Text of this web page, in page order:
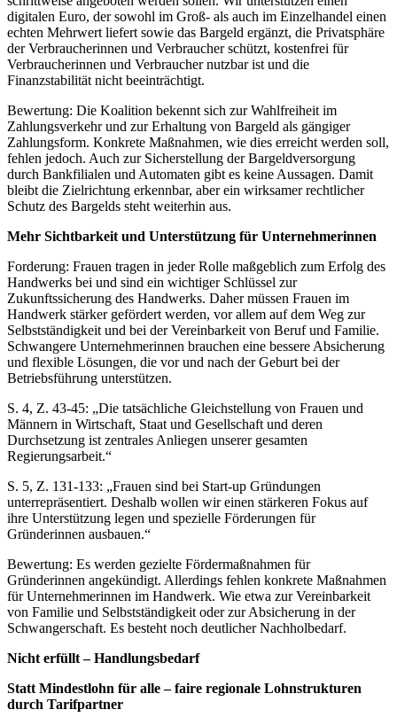
digitalen Euro, der sowohl im Groß- als auch im Einzelhandel einen
echten Mehrwert liefert sowie das Bargeld ergänzt, die Privatsphäre
der Verbraucherinnen und Verbraucher schützt, kostenfrei für
Verbraucherinnen und Verbraucher nutzbar ist und die
Finanzstabilität nicht beeinträchtigt.
Bewertung: Die Koalition bekennt sich zur Wahlfreiheit im
Zahlungsverkehr und zur Erhaltung von Bargeld als gängiger
Zahlungsform. Konkrete Maßnahmen, wie dies erreicht werden soll,
fehlen jedoch. Auch zur Sicherstellung der Bargeldversorgung
durch Bankfilialen und Automaten gibt es keine Aussagen. Damit
bleibt die Zielrichtung erkennbar, aber ein wirksamer rechtlicher
Schutz des Bargelds steht weiterhin aus.
Mehr Sichtbarkeit und Unterstützung für Unternehmerinnen
Forderung: Frauen tragen in jeder Rolle maßgeblich zum Erfolg des
Handwerks bei und sind ein wichtiger Schlüssel zur
Zukunftssicherung des Handwerks. Daher müssen Frauen im
Handwerk stärker gefördert werden, vor allem auf dem Weg zur
Selbstständigkeit und bei der Vereinbarkeit von Beruf und Familie.
Schwangere Unternehmerinnen brauchen eine bessere Absicherung
und flexible Lösungen, die vor und nach der Geburt bei der
Betriebsführung unterstützen.
S. 4, Z. 43-45: „Die tatsächliche Gleichstellung von Frauen und
Männern in Wirtschaft, Staat und Gesellschaft und deren
Durchsetzung ist zentrales Anliegen unserer gesamten
Regierungsarbeit.“
S. 5, Z. 131-133: „Frauen sind bei Start-up Gründungen
unterrepräsentiert. Deshalb wollen wir einen stärkeren Fokus auf
ihre Unterstützung legen und spezielle Förderungen für
Gründerinnen ausbauen.“
Bewertung: Es werden gezielte Fördermaßnahmen für
Gründerinnen angekündigt. Allerdings fehlen konkrete Maßnahmen
für Unternehmerinnen im Handwerk. Wie etwa zur Vereinbarkeit
von Familie und Selbstständigkeit oder zur Absicherung in der
Schwangerschaft. Es besteht noch deutlicher Nachholbedarf.
Nicht erfüllt – Handlungsbedarf
Statt Mindestlohn für alle – faire regionale Lohnstrukturen
durch Tarifpartner